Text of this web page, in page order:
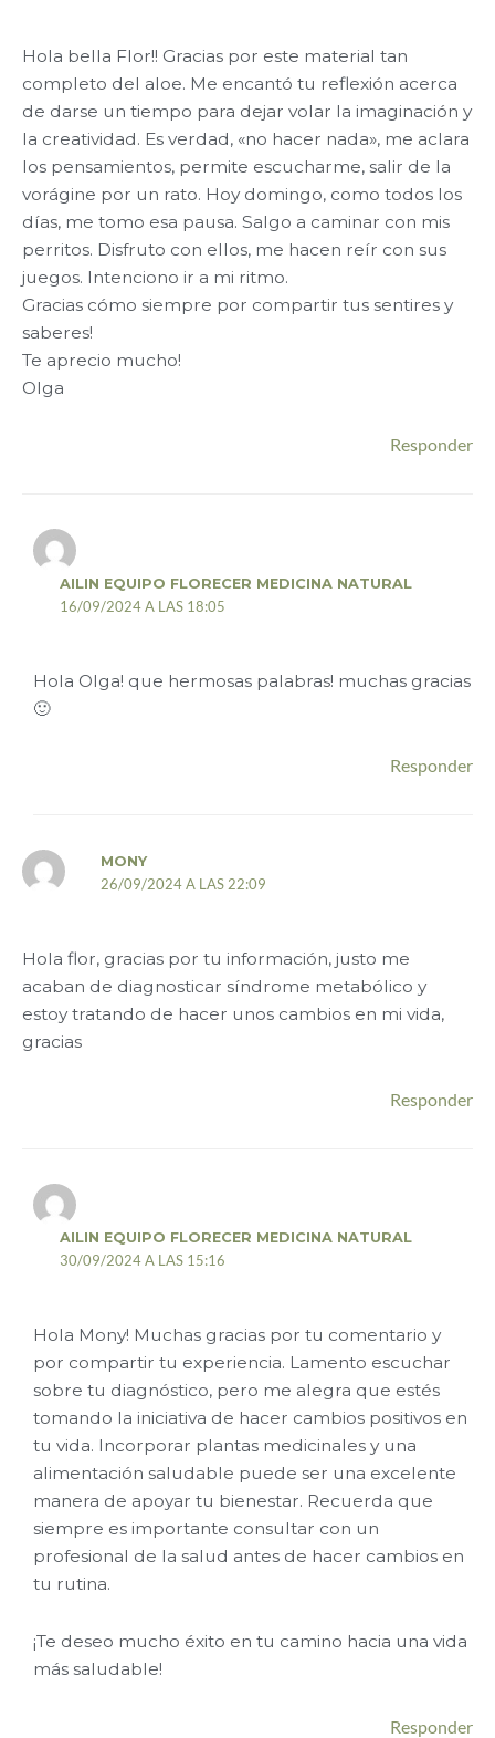
Hola bella Flor!! Gracias por este material tan
completo del aloe. Me encantó tu reflexión acerca
de darse un tiempo para dejar volar la imaginación y
la creatividad. Es verdad, «no hacer nada», me aclara
los pensamientos, permite escucharme, salir de la
vorágine por un rato. Hoy domingo, como todos los
días, me tomo esa pausa. Salgo a caminar con mis
perritos. Disfruto con ellos, me hacen reír con sus
juegos. Intenciono ir a mi ritmo.
Gracias cómo siempre por compartir tus sentires y
saberes!
Te aprecio mucho!
Olga
Responder
AILIN EQUIPO FLORECER MEDICINA NATURAL
16/09/2024 A LAS 18:05
Hola Olga! que hermosas palabras! muchas gracias
🙂
Responder
MONY
26/09/2024 A LAS 22:09
Hola flor, gracias por tu información, justo me
acaban de diagnosticar síndrome metabólico y
estoy tratando de hacer unos cambios en mi vida,
gracias
Responder
AILIN EQUIPO FLORECER MEDICINA NATURAL
30/09/2024 A LAS 15:16
Hola Mony! Muchas gracias por tu comentario y
por compartir tu experiencia. Lamento escuchar
sobre tu diagnóstico, pero me alegra que estés
tomando la iniciativa de hacer cambios positivos en
tu vida. Incorporar plantas medicinales y una
alimentación saludable puede ser una excelente
manera de apoyar tu bienestar. Recuerda que
siempre es importante consultar con un
profesional de la salud antes de hacer cambios en
tu rutina.
¡Te deseo mucho éxito en tu camino hacia una vida
más saludable!
Responder